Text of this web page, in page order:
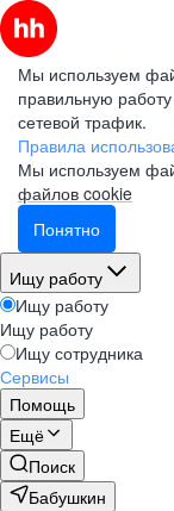
Мы используем
правильную
сетевой трафик.
Правила
Мы используем
файлов cookie
Понятно
Ищу работу
Ищу работу
Ищу работу
Ищу сотрудника
Сервисы
Помощь
Ещё
Поиск
Бабушкин